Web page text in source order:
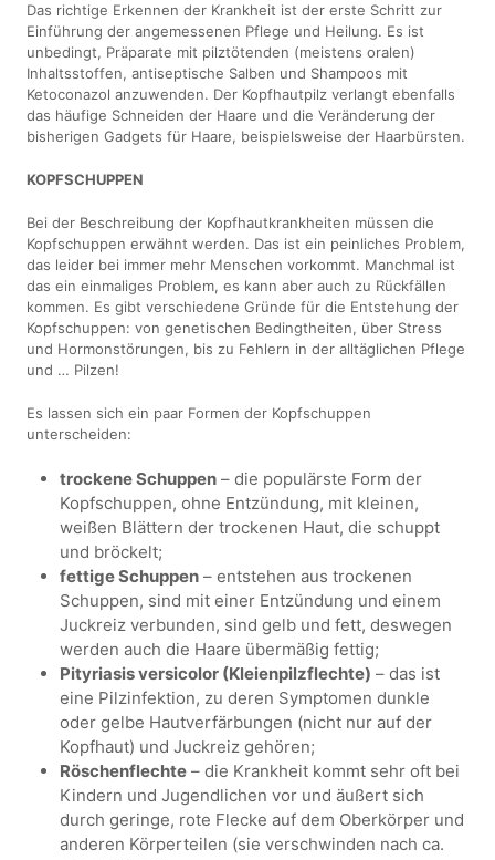
Das richtige Erkennen der Krankheit ist der erste Schritt zur
Einführung der angemessenen Pflege und Heilung. Es ist
unbedingt, Präparate mit pilztötenden (meistens oralen)
Inhaltsstoffen, antiseptische Salben und Shampoos mit
Ketoconazol anzuwenden. Der Kopfhautpilz verlangt ebenfalls
das häufige Schneiden der Haare und die Veränderung der
bisherigen Gadgets für Haare, beispielsweise der Haarbürsten.
KOPFSCHUPPEN
Bei der Beschreibung der Kopfhautkrankheiten müssen die
Kopfschuppen erwähnt werden. Das ist ein peinliches Problem,
das leider bei immer mehr Menschen vorkommt. Manchmal ist
das ein einmaliges Problem, es kann aber auch zu Rückfällen
kommen. Es gibt verschiedene Gründe für die Entstehung der
Kopfschuppen: von genetischen Bedingtheiten, über Stress
und Hormonstörungen, bis zu Fehlern in der alltäglichen Pflege
und … Pilzen!
Es lassen sich ein paar Formen der Kopfschuppen
unterscheiden:
trockene Schuppen – die populärste Form der
Kopfschuppen, ohne Entzündung, mit kleinen,
weißen Blättern der trockenen Haut, die schuppt
und bröckelt;
fettige Schuppen – entstehen aus trockenen
Schuppen, sind mit einer Entzündung und einem
Juckreiz verbunden, sind gelb und fett, deswegen
werden auch die Haare übermäßig fettig;
Pityriasis versicolor (Kleienpilzflechte) – das ist
eine Pilzinfektion, zu deren Symptomen dunkle
oder gelbe Hautverfärbungen (nicht nur auf der
Kopfhaut) und Juckreiz gehören;
Röschenflechte – die Krankheit kommt sehr oft bei
Kindern und Jugendlichen vor und äußert sich
durch geringe, rote Flecke auf dem Oberkörper und
anderen Körperteilen (sie verschwinden nach ca.